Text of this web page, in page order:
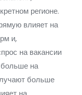
регионе.
влияет на
и,
на вакансии
больше на
больше